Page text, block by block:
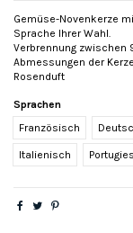
Gemüse-Novenkerze
Sprache Ihrer Wahl.
Verbrennung zwischen
Abmessungen der
Rosenduft
Sprachen
Französisch
Italienisch